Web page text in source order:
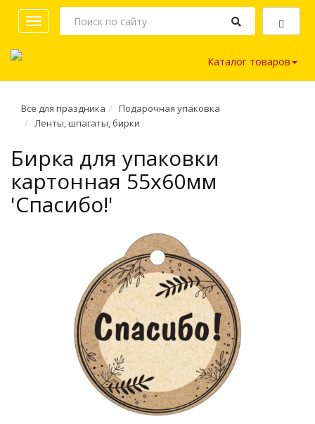
Toggle
navigation
Каталог товаров
Все для праздника
Подарочная упаковка
Ленты, шпагаты, бирки
Бирка для упаковки
картонная 55х60мм
'Спасибо!'